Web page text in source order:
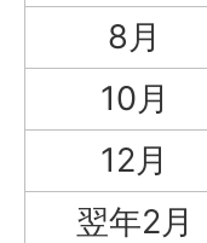
8月
10月
12月
翌年2月